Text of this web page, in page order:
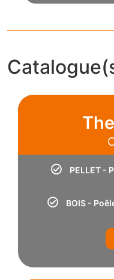
PELLET -
BOIS -